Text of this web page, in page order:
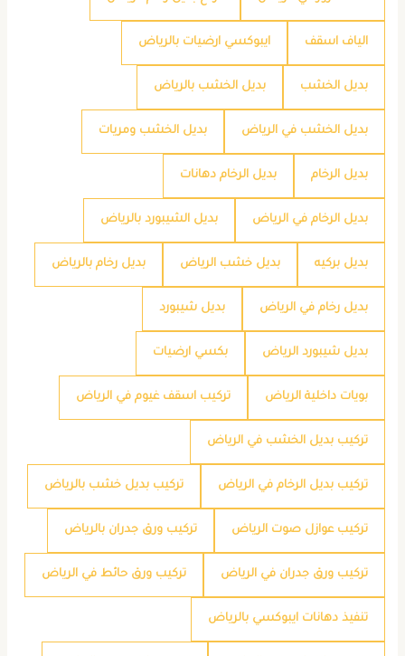
الياف اسقف ايبوكسي ارضيات بالرياض
بديل الخشب بديل الخشب بالرياض
بديل الخشب في الرياض بديل الخشب ومريات
بديل الرخام بديل الرخام دهانات
بديل الرخام في الرياض بديل الشيبورد بالرياض
بديل بركيه بديل خشب الرياض بديل رخام بالرياض
بديل رخام في الرياض بديل شيبورد
بديل شيبورد الرياض بكسي ارضيات
بويات داخلية الرياض تركيب اسقف غيوم في الرياض
تركيب بديل الخشب في الرياض
تركيب بديل الرخام في الرياض تركيب بديل خشب بالرياض
تركيب عوازل صوت الرياض تركيب ورق جدران بالرياض
تركيب ورق جدران في الرياض تركيب ورق حائط في الرياض
تنفيذ دهانات ايبوكسي بالرياض